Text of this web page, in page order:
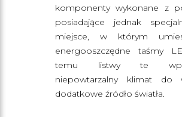
komponenty wykonane z
posiadające jednak
miejsce, w którym
energooszczędne taśmy
temu listwy te
niepowtarzalny klimat do
dodatkowe źródło światła.